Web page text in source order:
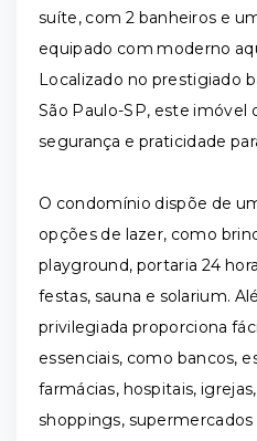
suíte, com 2 banheiros e
equipado com moderno
Localizado no prestigiado
São Paulo-SP, este imóvel
segurança e praticidade
O condomínio dispõe de
opções de lazer, como
playground, portaria 24
festas, sauna e solarium.
privilegiada proporciona
essenciais, como bancos,
farmácias, hospitais,
shoppings,